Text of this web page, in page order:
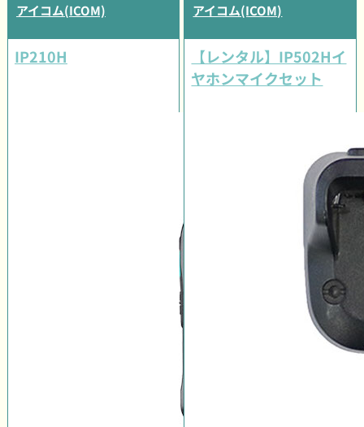
アイコム(ICOM)
IP210H
アイコム(ICOM)
【レンタル】IP502Hイ
ヤホンマイクセット